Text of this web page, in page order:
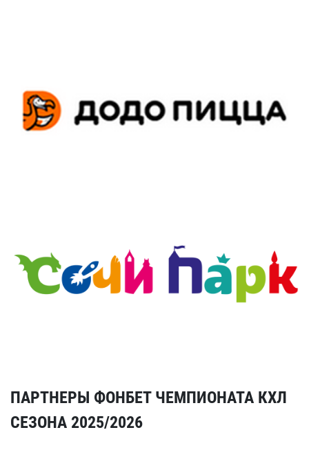
ПАРТНЕРЫ ФОНБЕТ ЧЕМПИОНАТА КХЛ
СЕЗОНА 2025/2026